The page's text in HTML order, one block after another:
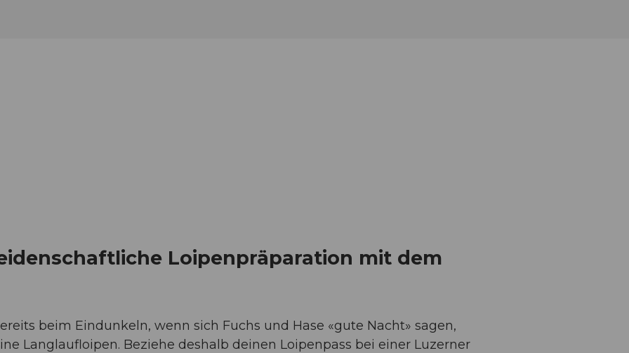
Loipenpräparation mit dem
beim Eindunkeln, wenn sich Fuchs und Hase «gute Nacht» sagen,
Langlaufloipen. Beziehe deshalb deinen Loipenpass bei einer Luzerner